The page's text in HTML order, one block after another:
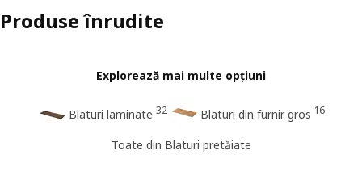
Produse înrudite
Explorează mai multe opțiuni
Blaturi laminate 32 Blaturi din furnir gros 16
Toate din Blaturi pretăiate